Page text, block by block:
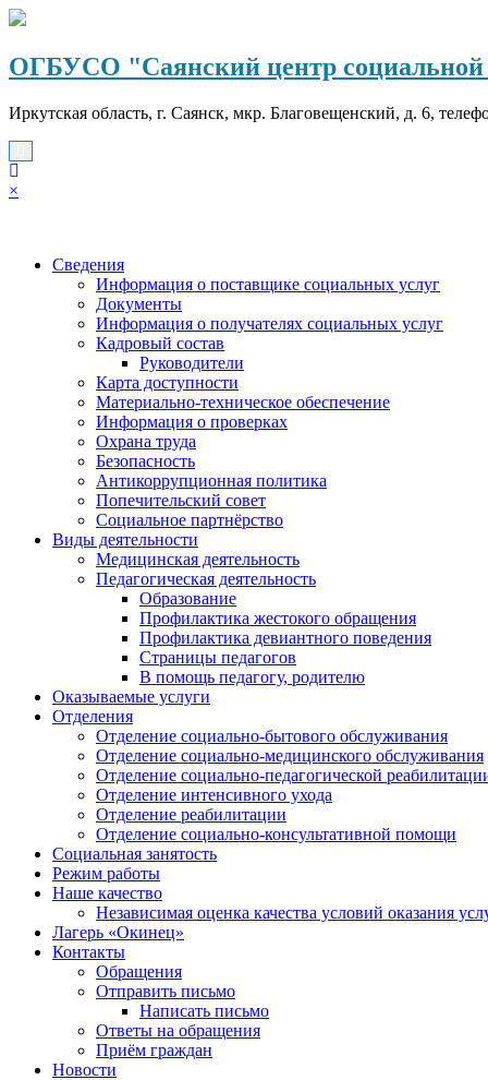
Перейти
содержимому
ОГБУСО "Саянский центр социальной
Иркутская область, г. Саянск, мкр. Благовещенский, д. 6,
×
Сведения
Информация о поставщике социальных услуг
Документы
Информация о получателях социальных услуг
Кадровый состав
Руководители
Карта доступности
Материально-техническое обеспечение
Информация о проверках
Охрана труда
Безопасность
Антикоррупционная политика
Попечительский совет
Социальное партнёрство
Виды деятельности
Медицинская деятельность
Педагогическая деятельность
Образование
Профилактика жестокого обращения
Профилактика девиантного поведения
Страницы педагогов
В помощь педагогу, родителю
Оказываемые услуги
Отделения
Отделение социально-бытового обслуживания
Отделение социально-медицинского обслуживания
Отделение социально-педагогической
Отделение интенсивного ухода
Отделение реабилитации
Отделение социально-консультативной помощи
Социальная занятость
Режим работы
Наше качество
Независимая оценка качества условий оказания
Лагерь «Окинец»
Контакты
Обращения
Отправить письмо
Написать письмо
Ответы на обращения
Приём граждан
Новости